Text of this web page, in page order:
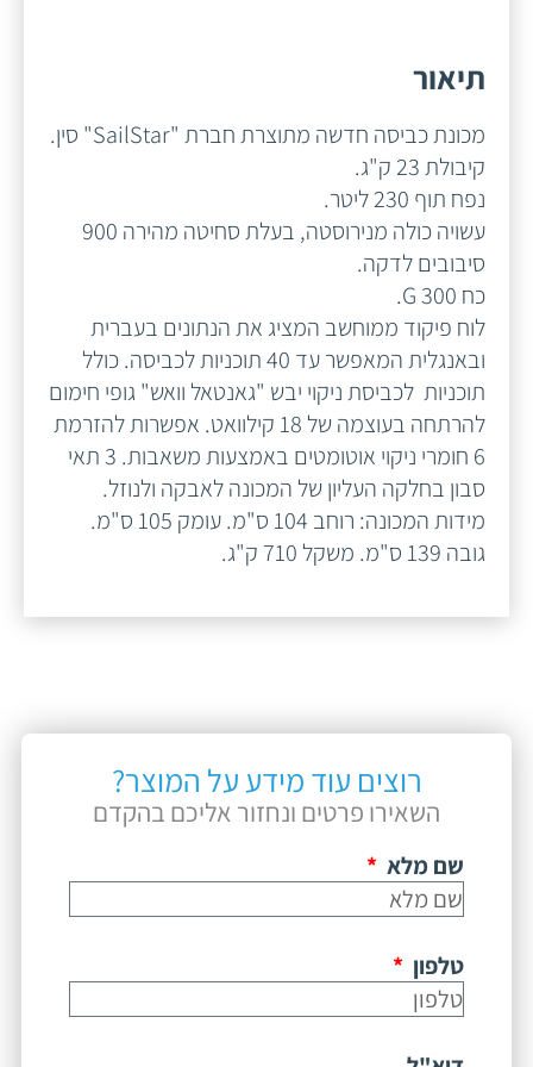
תיאור
מכונת כביסה חדשה מתוצרת חברת "SailStar" סין.
קיבולת 23 ק"ג.
נפח תוף 230 ליטר.
עשויה כולה מנירוסטה, בעלת סחיטה מהירה 900
סיבובים לדקה.
כח 300 G.
לוח פיקוד ממוחשב המציג את הנתונים בעברית
ובאנגלית המאפשר עד 40 תוכניות לכביסה. כולל
תוכניות לכביסת ניקוי יבש "גאנטאל וואש" גופי חימום
להרתחה בעוצמה של 18 קילוואט. אפשרות להזרמת
6 חומרי ניקוי אוטומטים באמצעות משאבות. 3 תאי
סבון בחלקה העליון של המכונה לאבקה ולנוזל.
מידות המכונה: רוחב 104 ס"מ. עומק 105 ס"מ.
גובה 139 ס"מ. משקל 710 ק"ג.
רוצים עוד מידע על המוצר?
השאירו פרטים ונחזור אליכם בהקדם
שם מלא
טלפון